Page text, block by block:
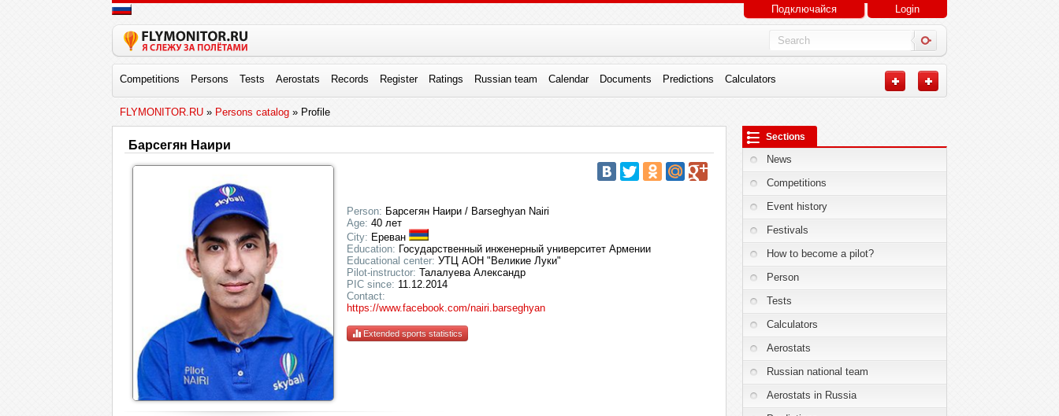
Подключайся Login
Competitions Persons Tests Aerostats Records Register Ratings Russian team Calendar Documents Predictions Calculators
FLYMONITOR.RU » Persons catalog » Profile
Барсегян Наири
Person: Барсегян Наири / Barseghyan Nairi
Age: 40 лет
City: Ереван
Education: Государственный инженерный университет Армении
Educational center: УТЦ АОН "Великие Луки"
Pilot-instructor: Талалуева Александр
PIC since: 11.12.2014
Contact:
https://www.facebook.com/nairi.barseghyan
Extended sports statistics
Sections
News
Competitions
Event history
Festivals
How to become a pilot?
Person
Tests
Calculators
Aerostats
Russian national team
Aerostats in Russia